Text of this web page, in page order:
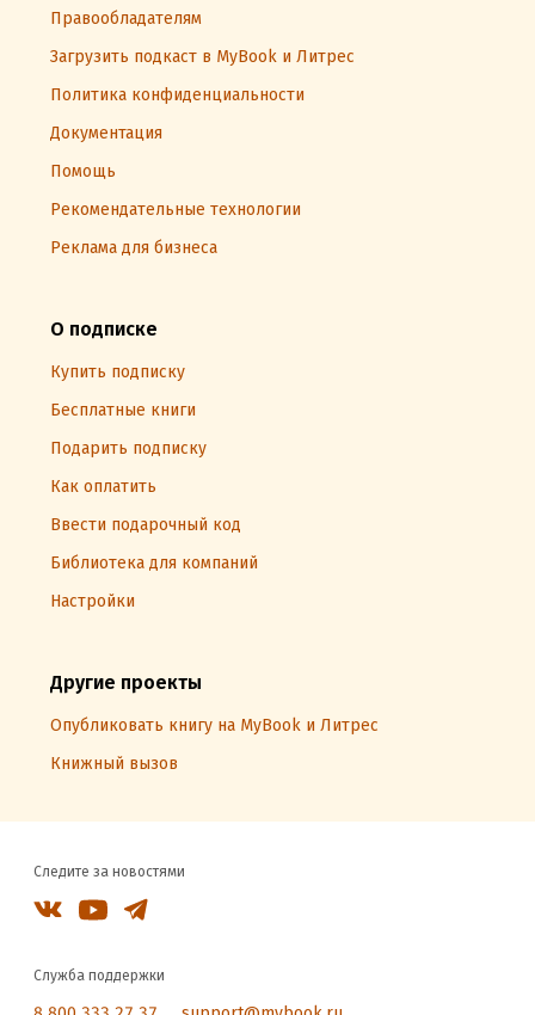
Правообладателям
Загрузить подкаст в MyBook и Литрес
Политика конфиденциальности
Документация
Помощь
Рекомендательные технологии
Реклама для бизнеса
О подписке
Купить подписку
Бесплатные книги
Подарить подписку
Как оплатить
Ввести подарочный код
Библиотека для компаний
Настройки
Другие проекты
Опубликовать книгу на MyBook и Литрес
Книжный вызов
Следите за новостями
Служба поддержки